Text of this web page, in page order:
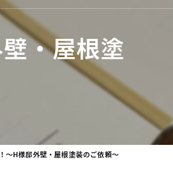
対応エリア・屋根塗
～H様邸外壁・屋根塗装のご依頼～